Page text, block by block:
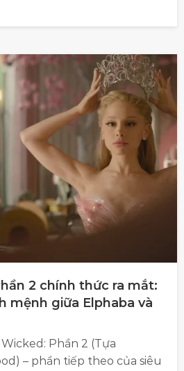
2 chính thức ra mắt:
mệnh giữa Elphaba và
Phần 2 (Tựa
– phần tiếp theo của siêu